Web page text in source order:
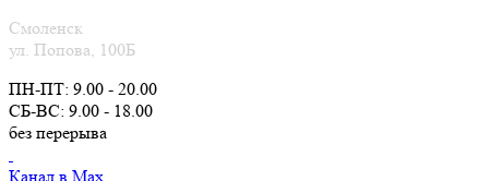
Смоленск
ул. Попова, 100Б
ПН-ПТ: 9.00 - 20.00
СБ-ВС: 9.00 - 18.00
без перерыва
Канал в Max